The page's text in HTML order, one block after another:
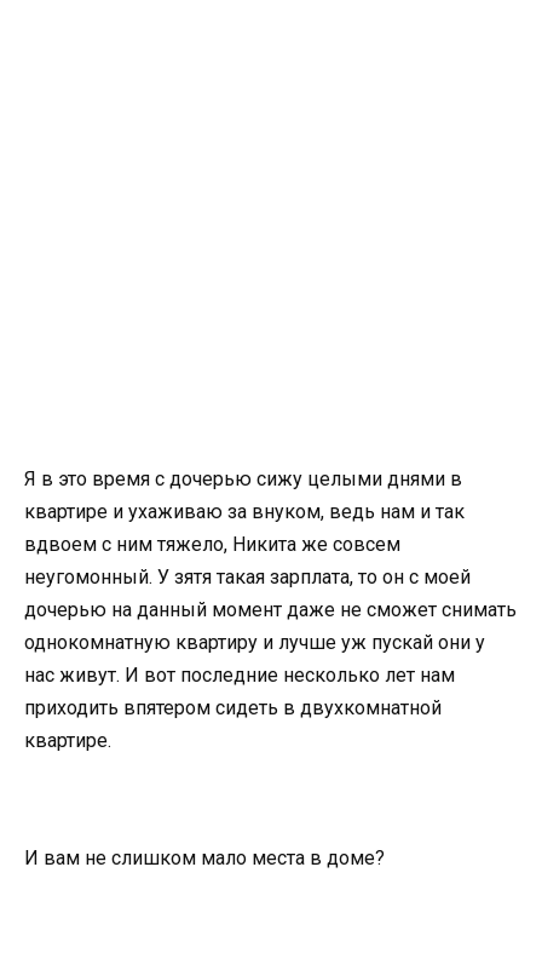
Я в это время с дочерью сижу целыми днями в
квартире и ухаживаю за внуком, ведь нам и так
вдвоем с ним тяжело, Никита же совсем
неугомонный. У зятя такая зарплата, то он с моей
дочерью на данный момент даже не сможет снимать
однокомнатную квартиру и лучше уж пускай они у
нас живут. И вот последние несколько лет нам
приходить впятером сидеть в двухкомнатной
квартире.
И вам не слишком мало места в доме?